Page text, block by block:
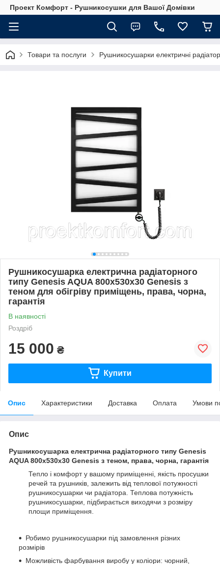
Проект Комфорт - Рушникосушки для Вашої Домівки
Товари та послуги Рушникосушарки електричні
Рушникосушарка електрична радіаторного
типу Genesis AQUA 800х530х30 Genesis з
теном для обігріву приміщень, права, чорна,
гарантія
В наявності
Роздріб
15 000 ₴
Купити
Опис Характеристики Доставка Оплата Умови
Опис
Рушникосушарка електрична радіаторного типу Genesis
AQUA 800х530х30 Genesis з теном, права, чорна, гарантія
Тепло і комфорт у вашому приміщенні, якість просушки
речей та рушників, залежить від теплової потужності
рушникосушарки чи радіатора. Теплова потужність
рушникосушарки, підбирається виходячи з розміру
площи приміщення.
Робимо рушникосушарки під замовлення різних
розмірів
Можливість фарбування виробу у коліори: чорний,